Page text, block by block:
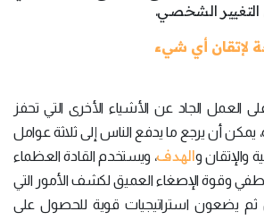
الشخصي.
العمل الجاد عن الأشياء الأخرى التي تحفز
يمكن أن يرجع ما يدفع الناس إلى ثلاثة عوامل
والإتقان والهدف، ويستخدم القادة العظماء
وقوة الإصغاء العميق لكشف الأمور التي
يضعون استراتيجيات قوية للحصول على